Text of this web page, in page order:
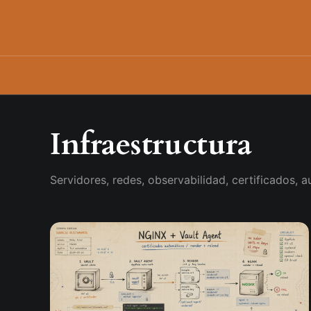
Infraestructura
Servidores, redes, observabilidad, certificados,